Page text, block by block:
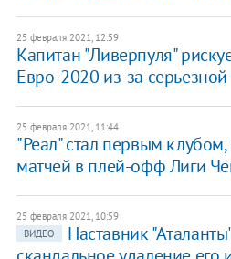
25 февраля 2021, 12:59
Капитан "Ливерпуля"
Евро-2020 из-за
25 февраля 2021, 11:44
"Реал" стал первым
матчей в плей-офф Лиги
25 февраля 2021, 10:59
ВИДЕО
Наставник